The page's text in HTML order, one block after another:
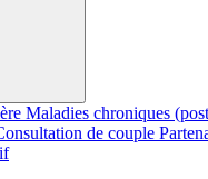
Maladies chroniques
de couple